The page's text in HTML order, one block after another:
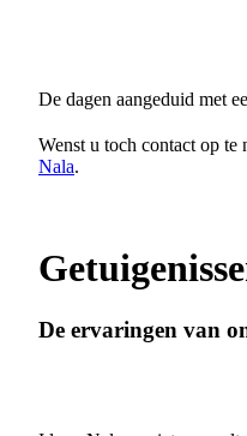
De dagen aangeduid met
Wenst u toch contact op te
Nala.
De ervaringen van